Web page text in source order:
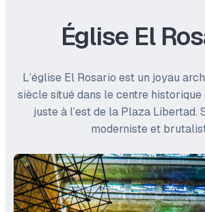
Église El
L’église El Rosario est un joyau
siècle situé dans le centre historique
juste à l’est de la Plaza Libertad.
moderniste et